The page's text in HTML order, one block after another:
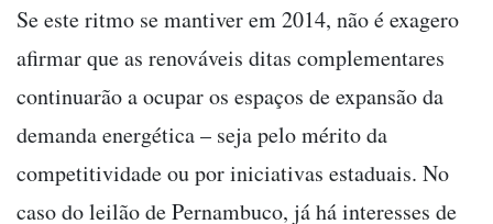
Se este ritmo se mantiver em 2014, não é exagero
afirmar que as renováveis ditas complementares
continuarão a ocupar os espaços de expansão da
demanda energética – seja pelo mérito da
competitividade ou por iniciativas estaduais. No
caso do leilão de Pernambuco, já há interesses de